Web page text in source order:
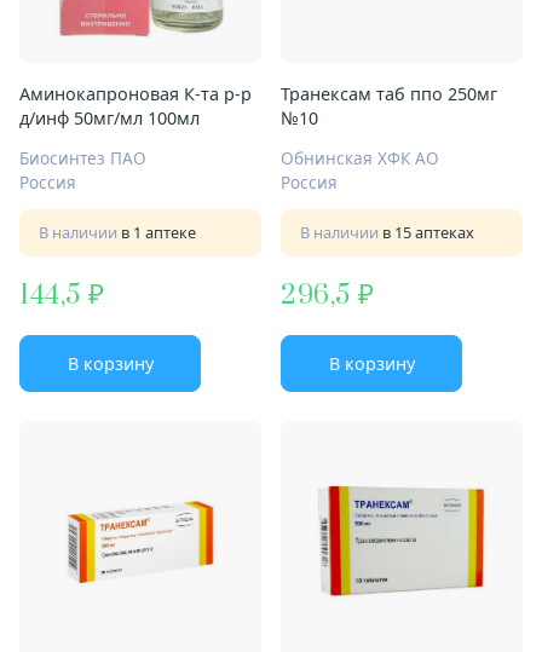
Аминокапроновая К-та р-р
д/инф 50мг/мл 100мл
Биосинтез ПАО
Россия
В наличии в 1 аптеке
144,5
В корзину
Транексам таб ппо 250мг
№10
Обнинская ХФК АО
Россия
В наличии в 15 аптеках
296,5
В корзину